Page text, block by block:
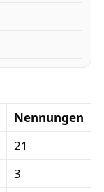
Nennungen
21
3